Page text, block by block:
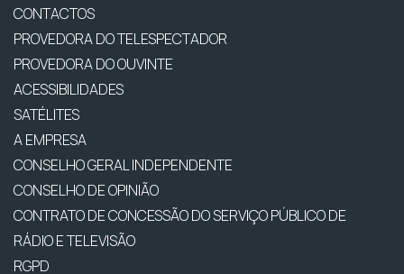
CONTACTOS
PROVEDORA DO TELESPECTADOR
PROVEDORA DO OUVINTE
ACESSIBILIDADES
SATÉLITES
A EMPRESA
CONSELHO GERAL INDEPENDENTE
CONSELHO DE OPINIÃO
CONTRATO DE CONCESSÃO DO SERVIÇO PÚBLICO DE
RÁDIO E TELEVISÃO
RGPD